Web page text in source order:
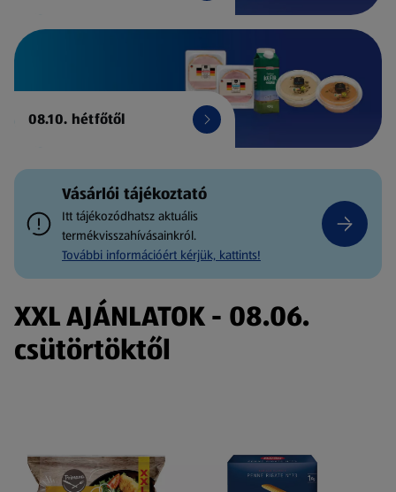
08.10. hétfőtől
Vásárlói tájékoztató
Itt tájékozódhatsz aktuális
termékvisszahívásainkról.
További információért kérjük, kattints!
XXL AJÁNLATOK - 08.06.
csütörtöktől